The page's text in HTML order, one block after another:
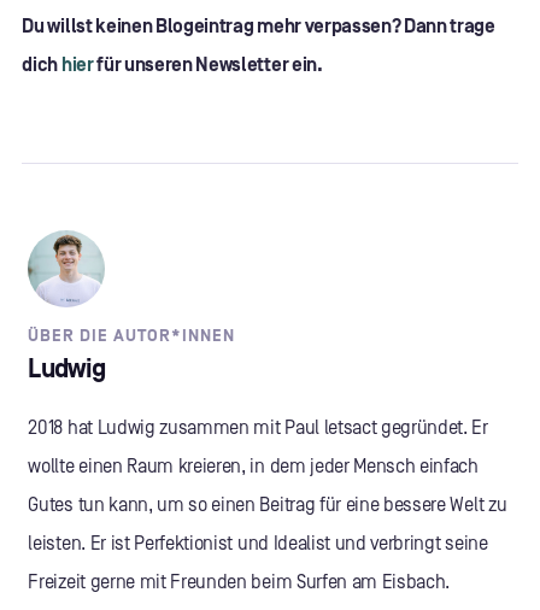
Du willst keinen Blogeintrag mehr verpassen? Dann trage
dich hierfür unseren Newsletter ein.
ÜBER DIE AUTOR*INNEN
Ludwig
2018 hat Ludwig zusammen mit Paul letsact gegründet. Er
wollte einen Raum kreieren, in dem jeder Mensch einfach
Gutes tun kann, um so einen Beitrag für eine bessere Welt zu
leisten. Er ist Perfektionist und Idealist und verbringt seine
Freizeit gerne mit Freunden beim Surfen am Eisbach.